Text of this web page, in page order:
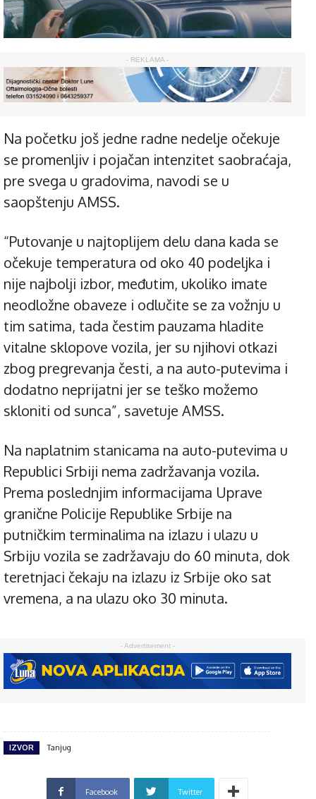
- REKLAMA -
Na početku još jedne radne nedelje očekuje
se promenljiv i pojačan intenzitet saobraćaja,
pre svega u gradovima, navodi se u
saopštenju AMSS.
“Putovanje u najtoplijem delu dana kada se
očekuje temperatura od oko 40 podeljka i
nije najbolji izbor, međutim, ukoliko imate
neodložne obaveze i odlučite se za vožnju u
tim satima, tada čestim pauzama hladite
vitalne sklopove vozila, jer su njihovi otkazi
zbog pregrevanja česti, a na auto-putevima i
dodatno neprijatni jer se teško možemo
skloniti od sunca”, savetuje AMSS.
Na naplatnim stanicama na auto-putevima u
Republici Srbiji nema zadržavanja vozila.
Prema poslednjim informacijama Uprave
granične Policije Republike Srbije na
putničkim terminalima na izlazu i ulazu u
Srbiju vozila se zadržavaju do 60 minuta, dok
teretnjaci čekaju na izlazu iz Srbije oko sat
vremena, a na ulazu oko 30 minuta.
- Advertisement -
IZVOR Tanjug
Facebook Twitter